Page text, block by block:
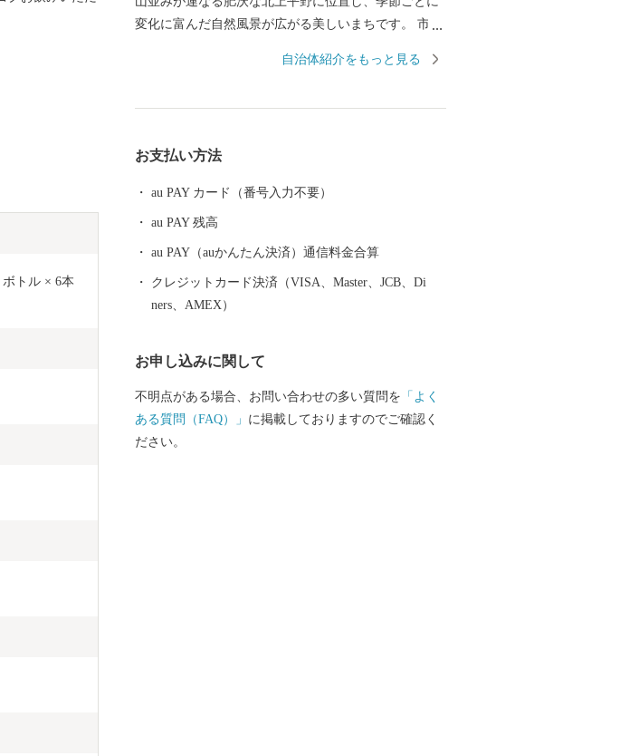
トル × 6本
変化に富んだ自然風景が広がる美しいまちです。 市の
があります。周辺は県立自然公園に指定され、立ちの
に、早池峰神楽や鹿踊りなどの郷土芸能、日本三大杜
唯一の花巻空港があり、東北新幹線新花巻駅や東北自
動車道、東北横断自動車道などの高速交通網が整備さ
れるなど、北東北の高速交通網の結節点という極めて
自治体紹介をもっと見る
お支払い方法
au PAY カード（番号入力不要）
au PAY 残高
au PAY（auかんたん決済）通信料金合算
クレジットカード決済（VISA、Master、JCB、Di
ners、AMEX）
お申し込みに関して
不明点がある場合、お問い合わせの多い質問を 「よく
ある質問（FAQ）」 に掲載しておりますのでご確認く
ださい。